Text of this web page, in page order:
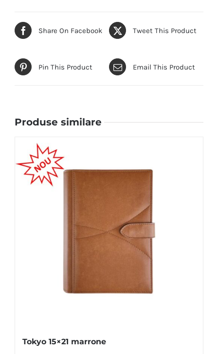
Share On Facebook Tweet This Product
Pin This Product Email This Product
Produse similare
Tokyo 15×21 marrone